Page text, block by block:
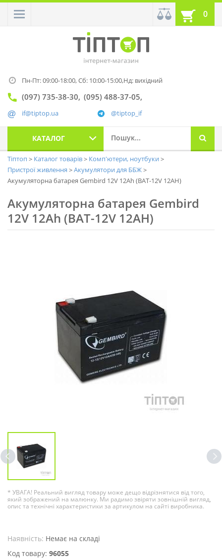
0
Пн-Пт: 09:00-18:00,Сб: 10:00-15:00,Нд: вихідний
(097) 735-38-30 (095) 488-37-05
@tiptop_if
if@tiptop.ua
КАТАЛОГ
Тіптоп Каталог товарів
Комп'ютери, ноутбуки
Пристрої живлення
Акумулятори для ББЖ
Акумуляторна батарея Gembird 12V 12Ah (BAT-12V 12AH)
Акумуляторна батарея Gembird
12V 12Ah (BAT-12V 12AH)
* УВАГА! Реальний вигляд товару може дещо відрізнятися від того,
який зображений на малюнку. Ми радимо звіряти зовнішній вигляд,
опис та технічні характеристики за артикулом на сайті виробника.
Наявність: Немає на складі
Код товару: 96055